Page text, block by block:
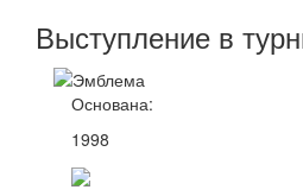
Выступление в
Основана:
1998